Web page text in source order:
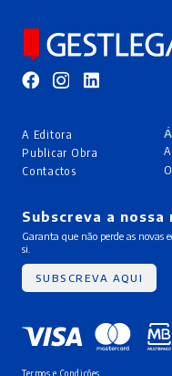
A Editora
Publicar Obra
Contactos
Subscreva a
Garanta que não perde as novas
si.
SUBSCREVA AQUI
Termos e Condições